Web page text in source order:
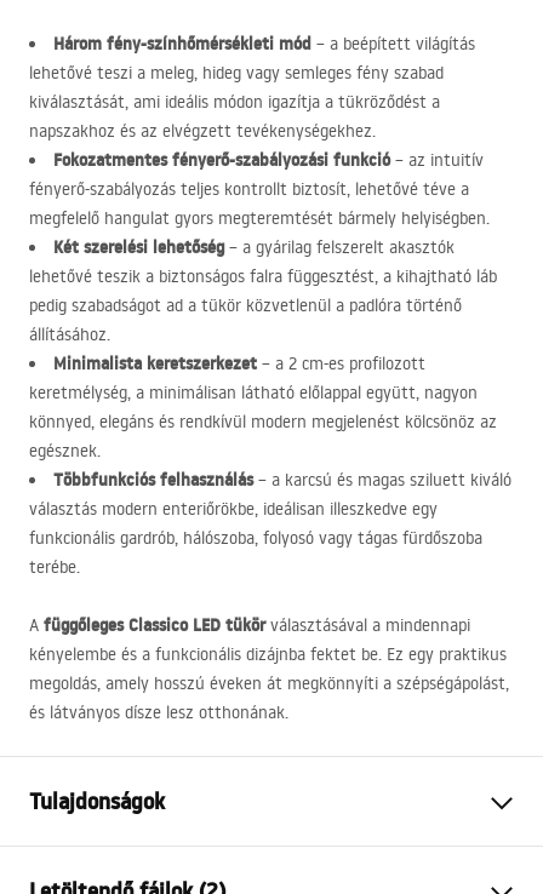
Három fény-színhőmérsékleti mód – a beépített világítás
lehetővé teszi a meleg, hideg vagy semleges fény szabad
kiválasztását, ami ideális módon igazítja a tükröződést a
napszakhoz és az elvégzett tevékenységekhez.
Fokozatmentes fényerő-szabályozási funkció– az intuitív
fényerő-szabályozás teljes kontrollt biztosít, lehetővé téve a
megfelelő hangulat gyors megteremtését bármely helyiségben.
Két szerelési lehetőség– a gyárilag felszerelt akasztók
lehetővé teszik a biztonságos falra függesztést, a kihajtható láb
pedig szabadságot ad a tükör közvetlenül a padlóra történő
állításához.
Minimalista keretszerkezet – a 2 cm-es profilozott
keretmélység, a minimálisan látható előlappal együtt, nagyon
könnyed, elegáns és rendkívül modern megjelenést kölcsönöz az
egésznek.
Többfunkciós felhasználás– a karcsú és magas sziluett kiváló
választás modern enteriőrökbe, ideálisan illeszkedve egy
funkcionális gardrób, hálószoba, folyosó vagy tágas fürdőszoba
terébe.
A függőleges Classico LED tükörválasztásával a mindennapi
kényelembe és a funkcionális dizájnba fektet be. Ez egy praktikus
megoldás, amely hosszú éveken át megkönnyíti a szépségápolást,
és látványos dísze lesz otthonának.
Tulajdonságok